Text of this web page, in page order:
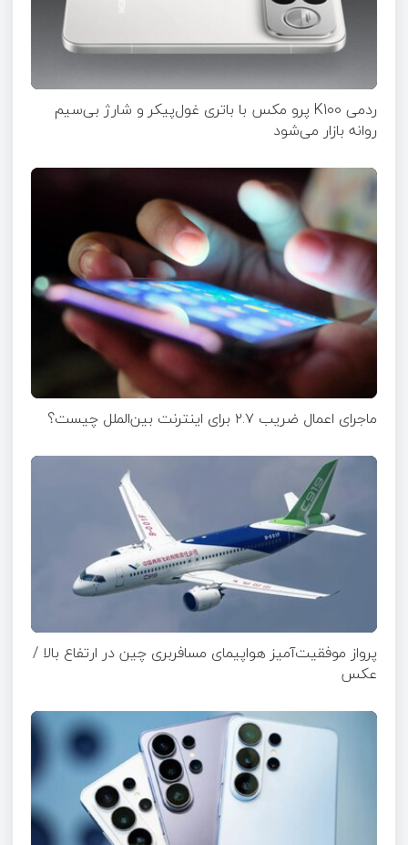
ردمی K100 پرو مکس با باتری غول‌پیکر و شارژ بی‌سیم
روانه بازار می‌شود
ماجرای اعمال ضریب ۲.۷ برای اینترنت بین‌الملل چیست؟
پرواز موفقیت‌آمیز هواپیمای مسافربری چین در ارتفاع بالا /
عکس